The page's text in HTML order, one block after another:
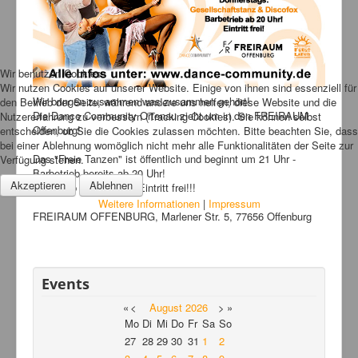
Bilder
News
Links
FAQ
Hansefit
Kontakt
Wir bringen zusammen was zusammen gehört!
Die Dance Community Ortenau zieht um in den FREIRAUM
Offenburg!
Das "Freie Tanzen" ist öffentlich und beginnt um 21 Uhr -
Barbetrieb bereits ab 20 Uhr!
Einlaß ab 18 Jahren! - Eintritt frei!!!
FREIRAUM OFFENBURG, Marlener Str. 5, 77656 Offenburg
Events
« < August 2026 > »
Mo Di Mi Do Fr Sa So
27 28 29 30 31 1
2
Wir benutzen Cookies
Wir nutzen Cookies auf unserer Website. Einige von ihnen sind essenziell für
den Betrieb der Seite, während andere uns helfen, diese Website und die
Nutzererfahrung zu verbessern (Tracking Cookies). Sie können selbst
entscheiden, ob Sie die Cookies zulassen möchten. Bitte beachten Sie, dass
bei einer Ablehnung womöglich nicht mehr alle Funktionalitäten der Seite zur
Verfügung stehen.
Akzeptieren
Ablehnen
Weitere Informationen| Impressum